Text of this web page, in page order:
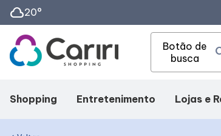
cloud20°
Botão de
busca
Shopping Entretenimento Lojas e